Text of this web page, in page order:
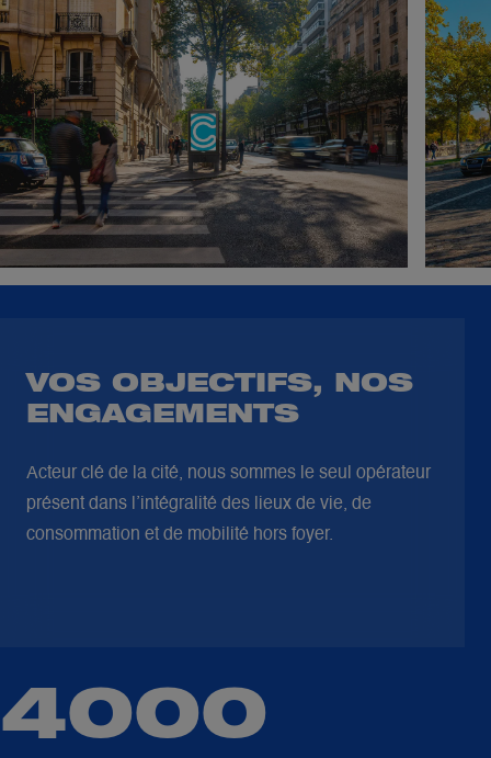
VOS OBJECTIFS, NOS
ENGAGEMENTS
Acteur clé de la cité, nous sommes le seul opérateur
présent dans l’intégralité des lieux de vie, de
consommation et de mobilité hors foyer.
4000